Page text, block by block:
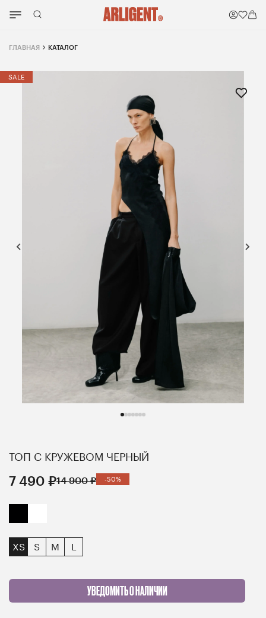
ГЛАВНАЯ КАТАЛОГ
SALE
ТОП С КРУЖЕВОМ ЧЕРНЫЙ
7 490 ₽14 900 ₽ -50%
XS S M L
УВЕДОМИТЬ О НАЛИЧИИ